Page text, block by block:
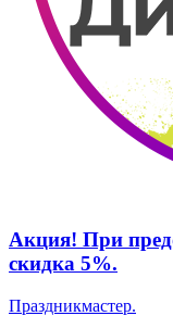
Акция! При
скидка 5%.
Праздникмастер.